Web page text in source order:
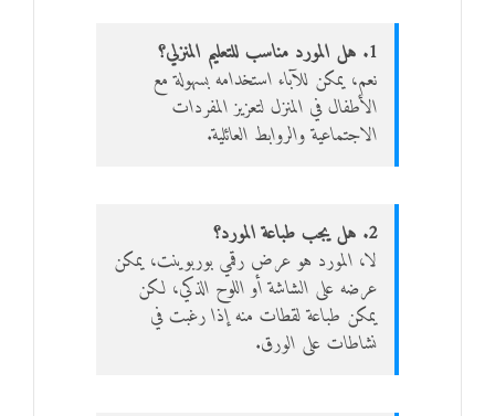
1. هل المورد مناسب للتعليم المنزلي؟
نعم، يمكن للآباء استخدامه بسهولة مع
الأطفال في المنزل لتعزيز المفردات
الاجتماعية والروابط العائلية.
2. هل يجب طباعة المورد؟
لا، المورد هو عرض رقمي بوربوينت، يمكن
عرضه على الشاشة أو اللوح الذكي، لكن
يمكن طباعة لقطات منه إذا رغبت في
نشاطات على الورق.